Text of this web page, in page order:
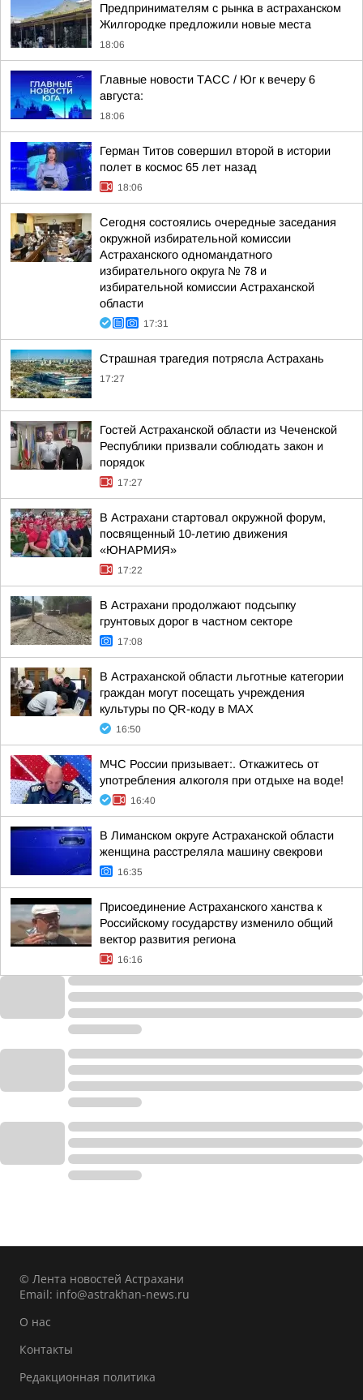
Предпринимателям с рынка в астраханском
Жилгородке предложили новые места
18:06
Главные новости ТАСС / Юг к вечеру 6
августа:
18:06
Герман Титов совершил второй в истории
полет в космос 65 лет назад
18:06
Сегодня состоялись очередные заседания
окружной избирательной комиссии
Астраханского одномандатного
избирательного округа № 78 и
избирательной комиссии Астраханской
области
17:31
Страшная трагедия потрясла Астрахань
17:27
Гостей Астраханской области из Чеченской
Республики призвали соблюдать закон и
порядок
17:27
В Астрахани стартовал окружной форум,
посвященный 10-летию движения
«ЮНАРМИЯ»
17:22
В Астрахани продолжают подсыпку
грунтовых дорог в частном секторе
17:08
В Астраханской области льготные категории
граждан могут посещать учреждения
культуры по QR-коду в МАХ
16:50
МЧС России призывает:. Откажитесь от
употребления алкоголя при отдыхе на воде!
16:40
В Лиманском округе Астраханской области
женщина расстреляла машину свекрови
16:35
Присоединение Астраханского ханства к
Российскому государству изменило общий
вектор развития региона
16:16
© Лента новостей Астрахани
Email: info@astrakhan-news.ru
О нас
Контакты
Редакционная политика